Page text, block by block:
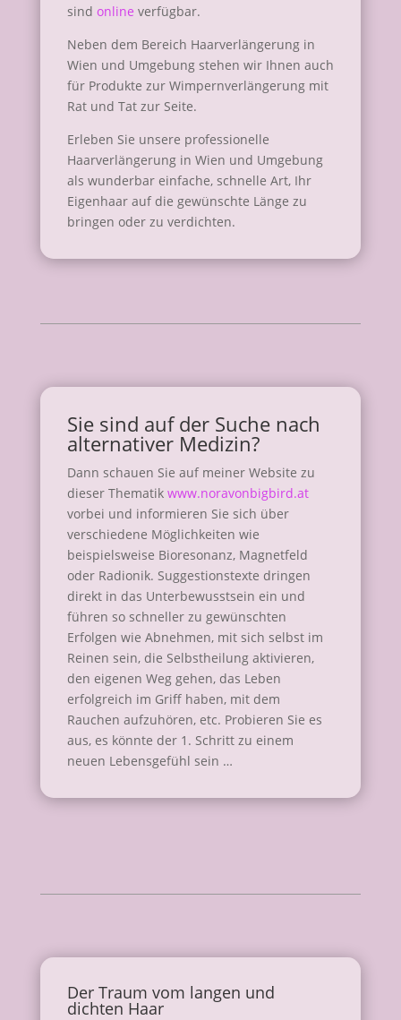
sind online verfügbar.
Neben dem Bereich Haarverlängerung in
Wien und Umgebung stehen wir Ihnen auch
für Produkte zur Wimpernverlängerung mit
Rat und Tat zur Seite.
Erleben Sie unsere professionelle
Haarverlängerung in Wien und Umgebung
als wunderbar einfache, schnelle Art, Ihr
Eigenhaar auf die gewünschte Länge zu
bringen oder zu verdichten.
Sie sind auf der Suche nach
alternativer Medizin?
Dann schauen Sie auf meiner Website zu
dieser Thematik www.noravonbigbird.at
vorbei und informieren Sie sich über
verschiedene Möglichkeiten wie
beispielsweise Bioresonanz, Magnetfeld
oder Radionik. Suggestionstexte dringen
direkt in das Unterbewusstsein ein und
führen so schneller zu gewünschten
Erfolgen wie Abnehmen, mit sich selbst im
Reinen sein, die Selbstheilung aktivieren,
den eigenen Weg gehen, das Leben
erfolgreich im Griff haben, mit dem
Rauchen aufzuhören, etc. Probieren Sie es
aus, es könnte der 1. Schritt zu einem
neuen Lebensgefühl sein …
Der Traum vom langen und
dichten Haar